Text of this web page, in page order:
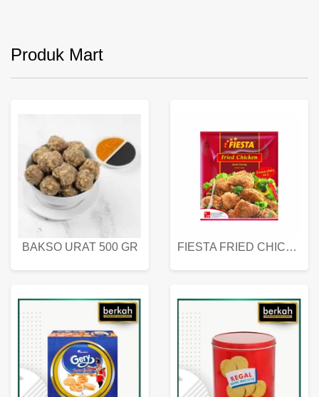
Produk Mart
BAKSO URAT 500 GR FIESTA FRIED CHICKEN 500 GR